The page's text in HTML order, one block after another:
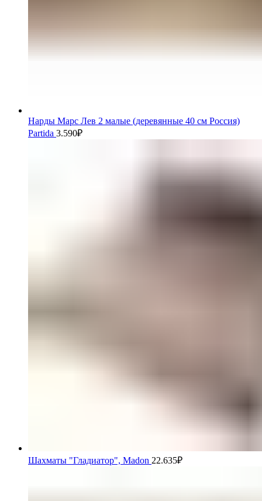
Нарды Марс Лев 2 малые (деревянные 40 см Россия)
Partida 3.590₽
Шахматы "Гладиатор", Madon 22.635₽